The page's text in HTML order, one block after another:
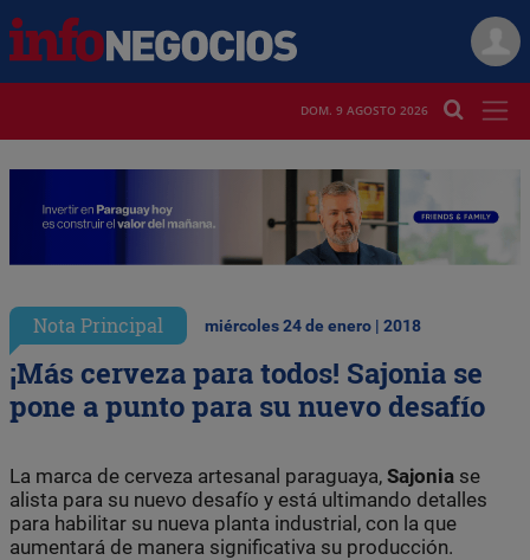
DOM. 9 AGOSTO 2026
Nota Principal miércoles 24 de enero | 2018
¡Más cerveza para todos! Sajonia se
pone a punto para su nuevo desafío
La marca de cerveza artesanal paraguaya, Sajonia se
alista para su nuevo desafío y está ultimando detalles
para habilitar su nueva planta industrial, con la que
aumentará de manera significativa su producción.